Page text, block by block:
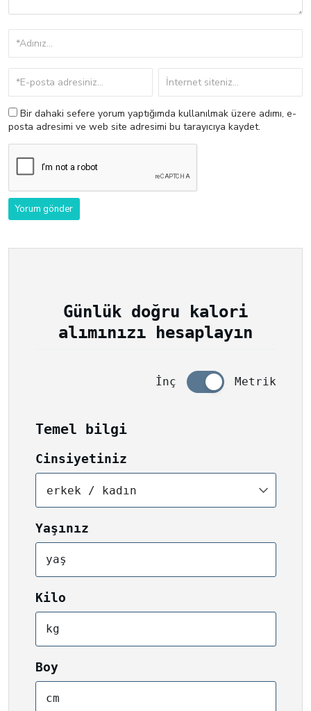
Bir dahaki sefere yorum yaptığımda kullanılmak üzere adımı, e-
posta adresimi ve web site adresimi bu tarayıcıya kaydet.
Günlük doğru kalori
alımınızı hesaplayın
İnç Metrik
Temel bilgi
Cinsiyetiniz
erkek / kadın
Yaşınız
yaş
Kilo
kg
Boy
cm